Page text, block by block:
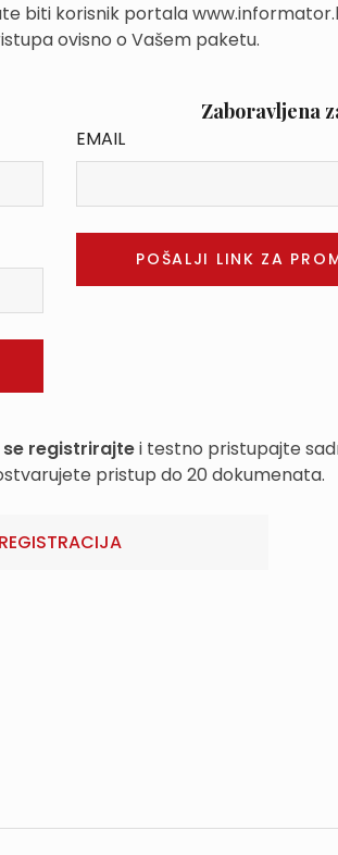
biti korisnik portala
ovisno o Vašem paketu.
Zaboravljena
EMAIL
registrirajtei testno pristupajte
pristup do 20 dokumenata.
REGISTRACIJA